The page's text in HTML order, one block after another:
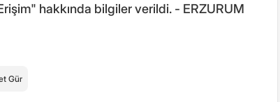
hakkında bilgiler verildi. - ERZURUM
Gür